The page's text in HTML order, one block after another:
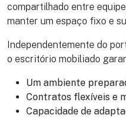
compartilhado entre
manter um espaço fixo e
Independentemente do
o escritório mobiliado
Um ambiente
Contratos flexíveis e
Capacidade de